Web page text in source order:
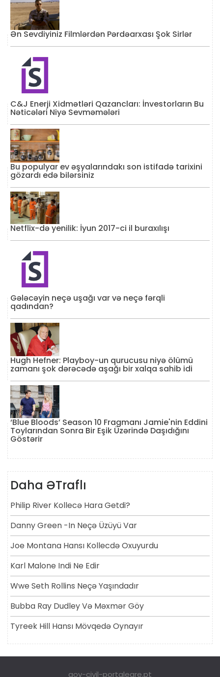
Ən Sevdiyiniz Filmlərdən Pərdəarxası Şok Sirlər
C&J Enerji Xidmətləri Qazancları: İnvestorların Bu
Nəticələri Niyə Sevməmələri
Bu populyar ev əşyalarındakı son istifadə tarixini
gözardı edə bilərsiniz
Netflix-də yenilik: İyun 2017-ci il buraxılışı
Gələcəyin neçə uşağı var və neçə fərqli
qadından?
Hugh Hefner: Playboy-un qurucusu niyə ölümü
zamanı şok dərəcədə aşağı bir xalqa sahib idi
‘Blue Bloods’ Season 10 Fragmanı Jamie'nin Eddini
Toylarından Sonra Bir Eşik Üzərində Daşıdığını
Göstərir
Daha ƏTraflı
Philip River Kollecə Hara Getdi?
Danny Green -in Neçə Üzüyü Var
Joe Montana Hansı Kollecdə Oxuyurdu
Karl Malone Indi Ne Edir
Wwe Seth Rollins Neçə Yaşındadır
Bubba Ray Dudley Və Məxmər Göy
Tyreek Hill Hansı Mövqedə Oynayır
gov-civil-portalegre.pt